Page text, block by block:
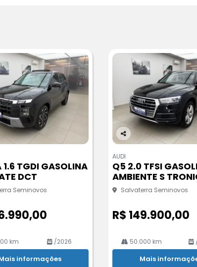
1.6 TGDI GASOLINA
DCT
Seminovos
km /2026
informações
Co
pa
rtil
he
AUDI
Q5 2.0 TFSI
AMBIENTE S
Salvaterra Seminovos
R$ 149.900,00
50.000 km
Mais